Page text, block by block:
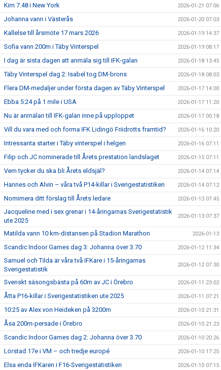
Kim 7.48 i New York 2026-01-21 07:06
Johanna vann i Västerås 2026-01-20 07:03
Kallelse till årsmöte 17 mars 2026 2026-01-19 14:37
Sofia vann 200m i Täby Vinterspel 2026-01-19 08:17
I dag är sista dagen att anmäla sig till IFK-galan 2026-01-18 13:45
Täby Vinterspel dag 2: Isabel tog DM-brons 2026-01-18 08:03
Flera DM-medaljer under första dagen av Täby Vinterspel 2026-01-17 14:00
Ebba 5:24 på 1 mile i USA 2026-01-17 11:20
Nu är anmälan till IFK-galan inne på upploppet 2026-01-17 00:18
Vill du vara med och forma IFK Lidingö Friidrotts framtid? 2026-01-16 10:20
Intressanta starter i Täby vinterspel i helgen 2026-01-16 07:11
Filip och JC nominerade till Årets prestation landslaget 2026-01-15 07:11
Vem tycker du ska bli Årets eldsjäl? 2026-01-14 07:14
Hannes och Alvin – våra två P14-killar i Sverigestatistiken 2026-01-14 07:12
Nomimera ditt förslag till Årets ledare 2026-01-13 07:45
Jacqueline med i sex grenar i 14-åringarnas Sverigestatistik
ute 2025
2026-01-13 07:37
Matilda vann 10 km-distansen på Stadion Marathon 2026-01-13
Scandic Indoor Games dag 3: Johanna över 3.70 2026-01-12 11:34
Samuel och Tilda är våra två IFKare i 15-åringarnas
Sverigestatistik
2026-01-12 07:30
Svenskt säsongsbästa på 60m av JC i Örebro 2026-01-11 23:02
Åtta P16-killar i Sverigestatistiken ute 2025 2026-01-11 07:21
10:25 av Alex von Heideken på 3200m 2026-01-10 21:31
Åsa 200m-persade i Örebro 2026-01-10 21:23
Scandic Indoor Games dag 2: Johanna över 3.70 2026-01-10 20:26
Lörstad 17e i VM – och tredje europé 2026-01-10 17:25
Elsa enda IFKaren i F16-Sverigestatistiken 2026-01-10 07:15